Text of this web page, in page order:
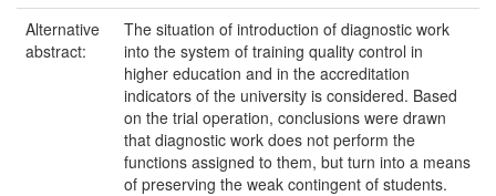
Alternative
abstract:
The situation of introduction of diagnostic work
into the system of training quality control in
higher education and in the accreditation
indicators of the university is considered. Based
on the trial operation, conclusions were drawn
that diagnostic work does not perform the
functions assigned to them, but turn into a means
of preserving the weak contingent of students.